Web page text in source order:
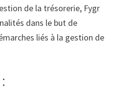
de la trésorerie, Fygr
dans le but de
liés à la gestion de